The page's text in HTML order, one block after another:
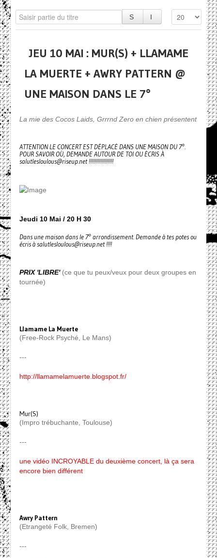
JEU 10 MAI : MUR(S) + LLAMAME
LA MUERTE + AWRY PATTERN @
UNE MAISON DANS LE 7°
La mie des Cocos Laids, Grrrnd Zero en chien présentent
ATTENTION LE CONCERT EST DÉPLACÉ DANS UNE MAISON DU 7°.
POUR SAVOIR OÙ, DEMANDE AUTOUR DE TOI OU ÉCRIS À
salutlesloulous@riseup.net !!!!!!!!!!!!!!!!!
Jeudi 10 Mai / 20 H 30
Dans une maison dans le 7° arrondissement. Demande à tes potes ou
écris à salutlesloulous@riseup.net !!!!
PRIX 'LIBRE'(ce que tu peux/veux pour deux groupes en
tournée)
Llamame La Muerte
(Free-Rock Psyché, Le Mans)
---
http://llamamelamuerte.blogspot.fr/
Mur(S)
(Impro trébuchante, Toulouse)
---
une vidéo INCROYABLE du deuxième concert, là ça sera
encore bien différent
Awry Pattern
(Etrangeté Folk, Bremen)
---